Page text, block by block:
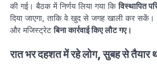
की गई। बैठक में निर्णय लिया गया किविस्थापित
दिया जाएगा, ताकि वे खुद से जगह खाली कर सकें।
और मजिस्ट्रेटबिना कार्रवाई किए लौट गए।
रात भर दहशत में रहे लोग, सुबह से तैयार